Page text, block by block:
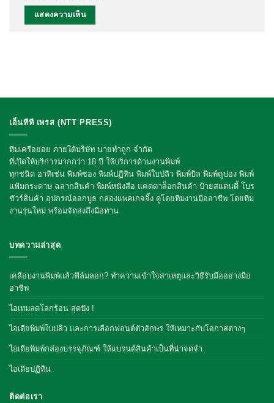
เอ็นทีที เพรส (NTT PRESS)
ทีมเครือย่อย ภายใต้บริษัท นายทำถูก จำกัด
ที่เปิดให้บริการมากกว่า 18 ปี ให้บริการด้านงานพิมพ์
ทุกชนิด อาทิเช่น พิมพ์ซอง พิมพ์ปฏิทิน พิมพ์ใบปลิว พิมพ์บิล พิมพ์คูปอง พิมพ์
แฟ้มกระดาษ ฉลากสินค้า พิมพ์หนังสือ แคตตาล็อกสินค้า ป้ายสแตนดี้ โบร
ชัวร์สินค้า อุปกรณ์ออกบูธ กล่องแพคเกจจิ้ง ดูโดยทีมงานมืออาชีพ โดยทีม
งานรุ่นใหม่ พร้อมจัดส่งถึงมือท่าน
บทความล่าสุด
เคลือบงานพิมพ์แล้วฟิล์มลอก? ทำความเข้าใจสาเหตุและวิธีรับมืออย่างมือ
อาชีพ
ไอเทมลดโลกร้อน สุดปัง !
ไอเดียพิมพ์ใบปลิว และการเลือกฟอนต์ตัวอักษร ให้เหมาะกับโอกาสต่างๆ
ไอเดียพิมพ์กล่องบรรจุภัณฑ์ ให้แบรนด์สินค้าเป็นที่น่าจดจำ
ไอเดียปฏิทิน
ติดต่อเรา